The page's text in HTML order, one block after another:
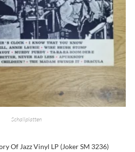
Schallplatten
Of Jazz Vinyl LP (Joker SM 3236)